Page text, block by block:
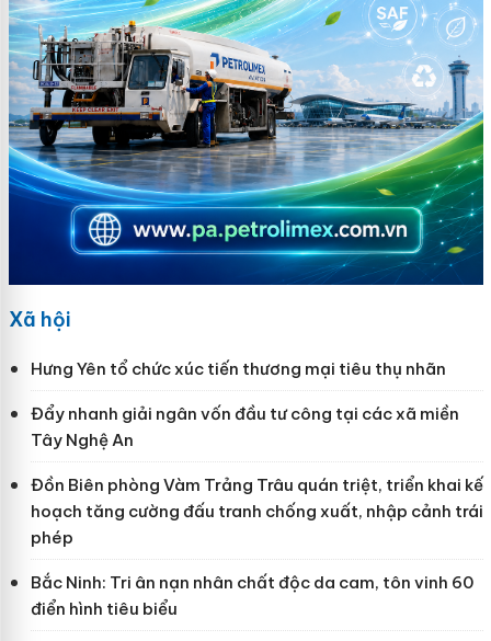
Xã hội
Hưng Yên tổ chức xúc tiến thương mại tiêu thụ nhãn
Đẩy nhanh giải ngân vốn đầu tư công tại các xã miền
Tây Nghệ An
Đồn Biên phòng Vàm Trảng Trâu quán triệt, triển khai kế
hoạch tăng cường đấu tranh chống xuất, nhập cảnh trái
phép
Bắc Ninh: Tri ân nạn nhân chất độc da cam, tôn vinh 60
điển hình tiêu biểu